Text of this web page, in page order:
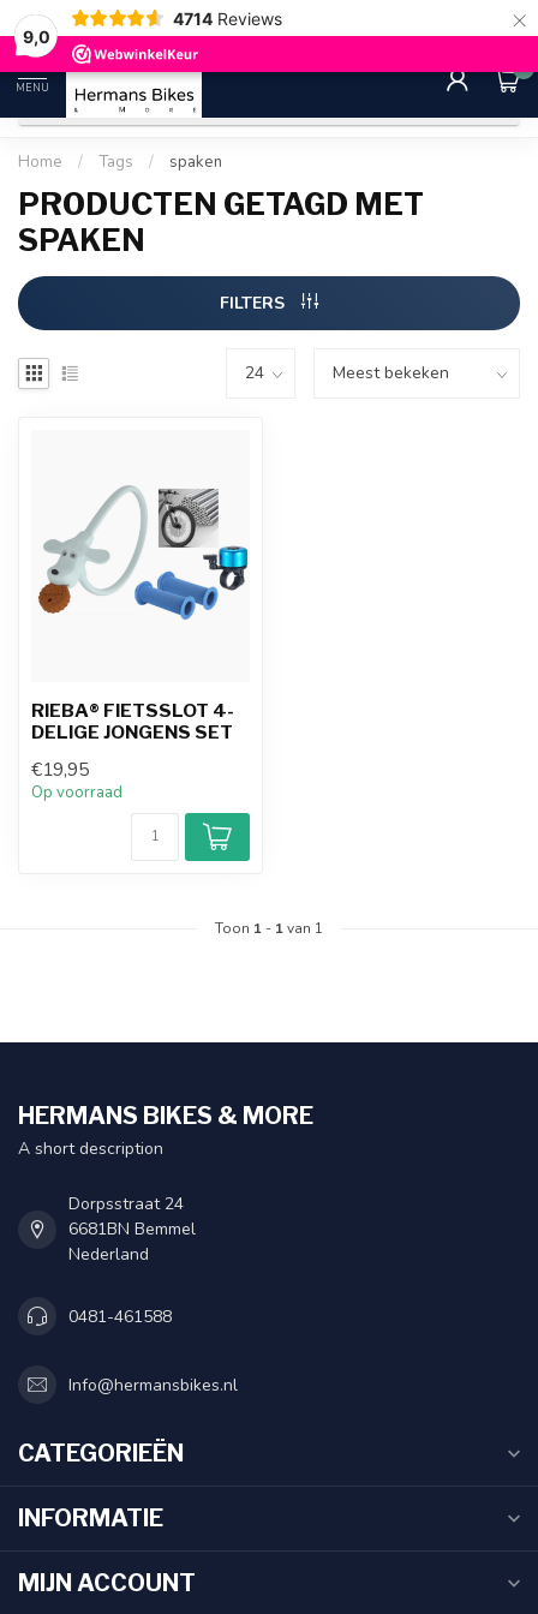
9,0
4714 Reviews ×
30 dagen bedenktijd Gratis
MENU
0
Home / Tags / spaken
PRODUCTEN GETAGD MET
SPAKEN
FILTERS
RIEBA® FIETSSLOT 4-
DELIGE JONGENS SET
€19,95
Op voorraad
Toon 1 - 1van 1
HERMANS BIKES & MORE
A short description
Dorpsstraat 24
6681BN Bemmel
Nederland
0481-461588
Info@hermansbikes.nl
CATEGORIEËN
INFORMATIE
MIJN ACCOUNT